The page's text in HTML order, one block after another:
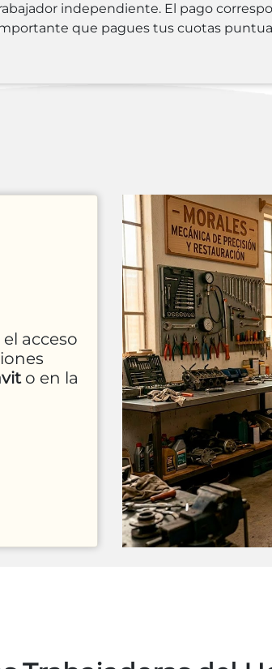
independiente. El pago
que pagues tus cuotas
acceso
o en la